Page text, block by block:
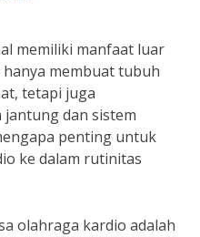
memiliki manfaat luar
membuat tubuh
tetapi juga
dan sistem
penting untuk
ke dalam rutinitas
olahraga kardio adalah